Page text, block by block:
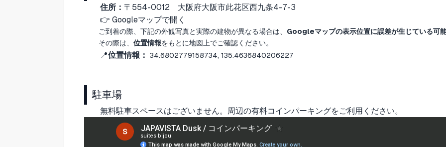
住所： 〒554-0012 大阪府大阪市此花区西九条4-7-3
👉 Googleマップで開く
ご到着の際、下記の外観写真と実際の建物が異なる場合は、 Googleマップの表示位置に誤差が生じている可
その際は、 位置情報をもとに地図上でご確認ください。
📍位置情報： 34.6802779158734, 135.4636840206227
駐車場
無料駐車スペースはございません。周辺の有料コインパーキングをご利用ください。